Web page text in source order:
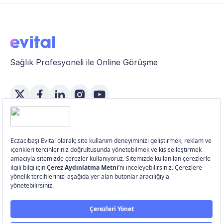
Bu makaleyi paylaş:
Sağlık Profesyoneli ile Online Görüşme
Üye Girişi
Üye Ol
©Eczacıbaşı Evital2026.GhostvePortoile yayımlandı